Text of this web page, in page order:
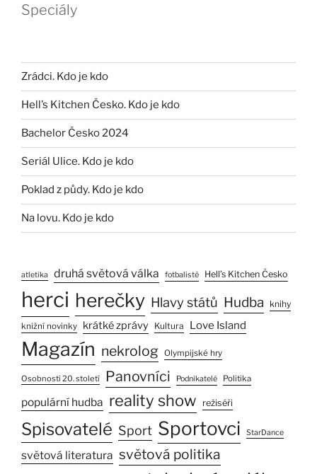
Speciály
Zrádci. Kdo je kdo
Hell’s Kitchen Česko. Kdo je kdo
Bachelor Česko 2024
Seriál Ulice. Kdo je kdo
Poklad z půdy. Kdo je kdo
Na lovu. Kdo je kdo
atletika druhá světová válka fotbalisté Hell’s Kitchen Česko
herci herečky Hlavy států Hudba knihy
knižní novinky krátké zprávy Kultura Love Island
Magazín nekrolog Olympijské hry
Osobnosti 20. století Panovníci Podnikatelé Politika
populární hudba reality show režiséři
Spisovatelé Sport Sportovci StarDance
světová literatura světová politika